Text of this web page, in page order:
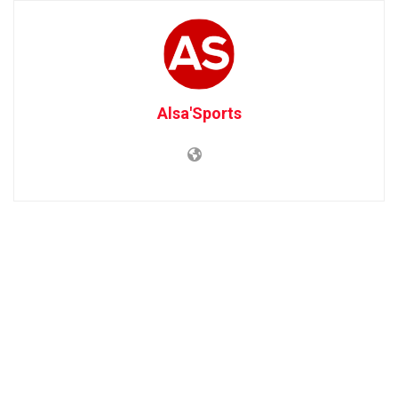
Alsa'Sports